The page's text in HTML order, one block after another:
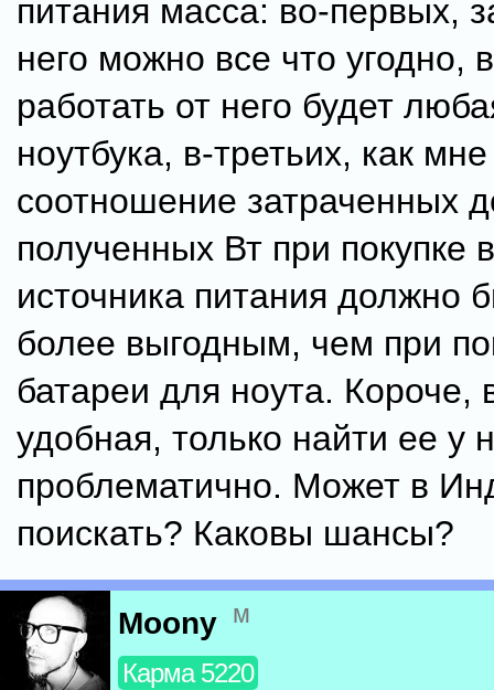
питания масса: во-первых,
него можно все что угодно,
работать от него будет
ноутбука, в-третьих, как
соотношение затраченных
полученных Вт при покупке
источника питания должно
более выгодным, чем при
батареи для ноута. Короче,
удобная, только найти ее у
проблематично. Может в
поискать? Каковы шансы?
Moony м
Карма 5220